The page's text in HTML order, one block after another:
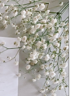
るべきこと
タツアー